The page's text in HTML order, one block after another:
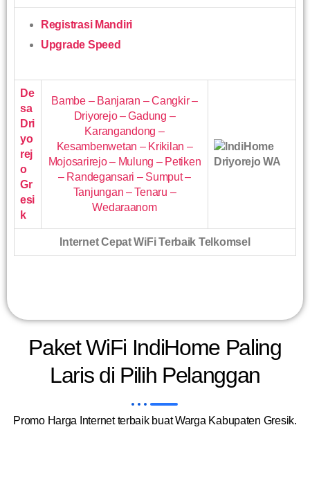
Registrasi Mandiri
Upgrade Speed
De
sa
Dri
yo
rej
o
Gr
esi
k
Bambe – Banjaran – Cangkir –
Driyorejo – Gadung –
Karangandong –
Kesambenwetan – Krikilan –
Mojosarirejo – Mulung – Petiken
– Randegansari – Sumput –
Tanjungan – Tenaru –
Wedaraanom
Internet Cepat WiFi Terbaik Telkomsel
Paket WiFi IndiHome Paling
Laris di Pilih Pelanggan
Promo Harga Internet terbaik buat Warga Kabupaten Gresik.